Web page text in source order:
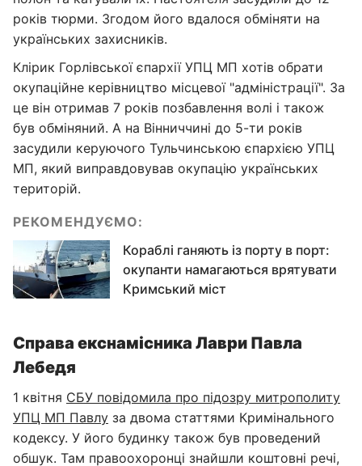
років тюрми. Згодом його вдалося обміняти на
українських захисників.
Клірик Горлівської єпархії УПЦ МП хотів обрати
окупаційне керівництво місцевої "адміністрації". За
це він отримав 7 років позбавлення волі і також
був обміняний. А на Вінниччині до 5-ти років
засудили керуючого Тульчинською єпархією УПЦ
МП, який виправдовував окупацію українських
територій.
РЕКОМЕНДУЄМО:
Кораблі ганяють із порту в порт:
окупанти намагаються врятувати
Кримський міст
Справа екснамісника Лаври Павла
Лебедя
1 квітня СБУ повідомила про підозру митрополиту
УПЦ МП Павлу за двома статтями Кримінального
кодексу. У його будинку також був проведений
обшук. Там правоохоронці знайшли коштовні речі,